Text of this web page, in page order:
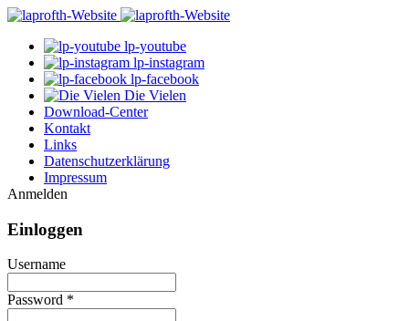
lp-youtube
lp-instagram
lp-facebook
Die Vielen
Download-Center
Kontakt
Links
Datenschutzerklärung
Impressum
Anmelden
Einloggen
Username
Password *